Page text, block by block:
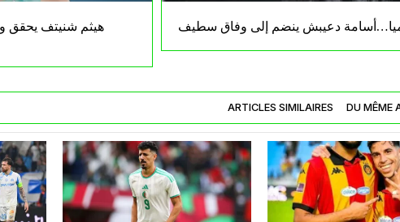
دعيبش ينضم إلى وفاق سطيف
ARTICLES SIMILAIRES DU MÊME